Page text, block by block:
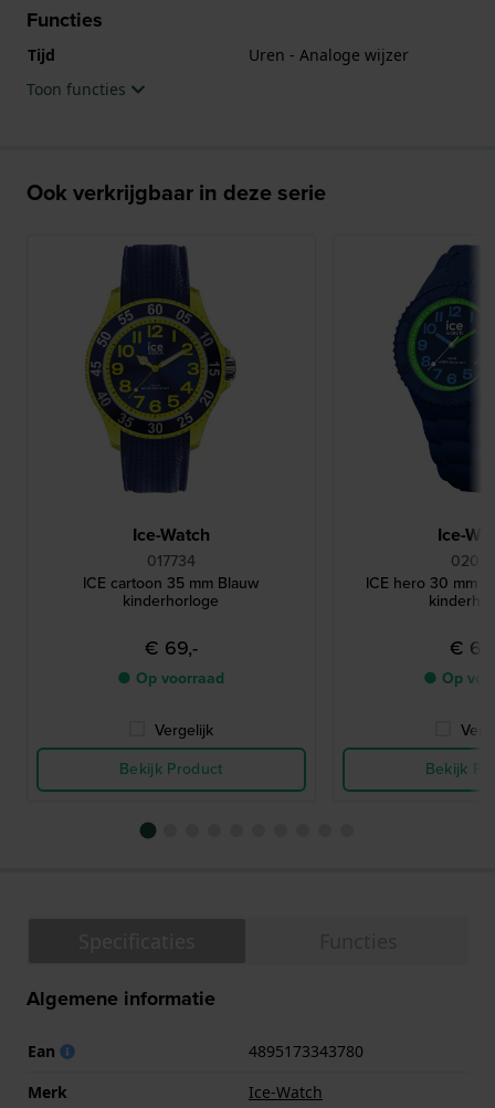
Functies
Tijd
Uren - Analoge wijzer
Toon functies
Ook verkrijgbaar in deze serie
Ice-Watch
017734
ICE cartoon 35 mm Blauw
kinderhorloge
€ 69,-
● Op voorraad
Vergelijk
Bekijk Product
Ice-
ICE hero 30 mm
€
● Op
Bekijk
Algemene informatie
Ean
4895173343780
Merk
Ice-Watch